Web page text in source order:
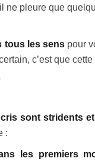
ne pleure que
tous les senspour
c’est que
sont stridents
:
les premiers